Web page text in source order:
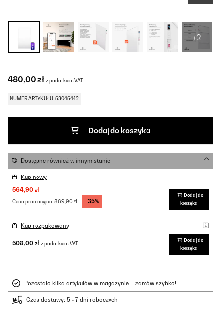
+2
480,00 zł z podatkiem VAT
NUMER ARTYKUŁU: 53045442
Dodaj do koszyka
Dostępne również w innym stanie
Kup nowy
564,90 zł
Cena promocyjna:869,90 zł -35%
Dodaj do
koszyka
Kup rozpakowany
508,00 zł z podatkiem VAT
Dodaj do
koszyka
Pozostało kilka artykułów w magazynie – zamów szybko!
Czas dostawy: 5 - 7 dni roboczych